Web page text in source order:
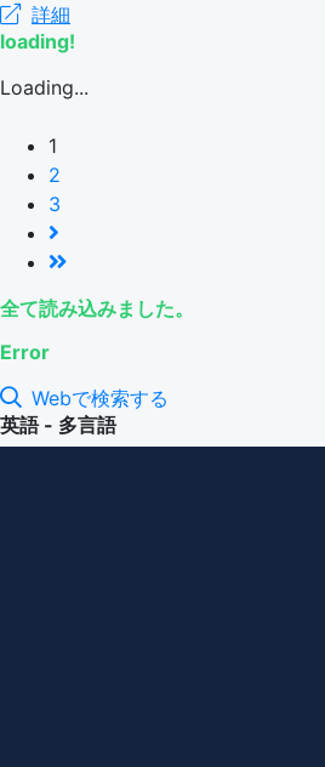
詳細
loading!
Loading...
1
2
3
全て読み込みました。
Error
Webで検索する
英語 - 多言語